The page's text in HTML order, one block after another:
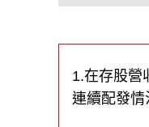
1.在存股營
連續配發情